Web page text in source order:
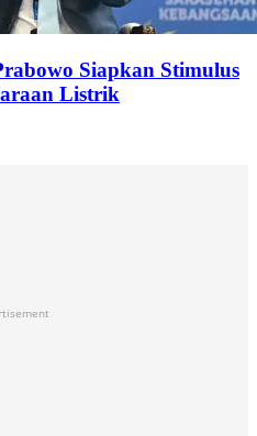
Siapkan Stimulus
Listrik